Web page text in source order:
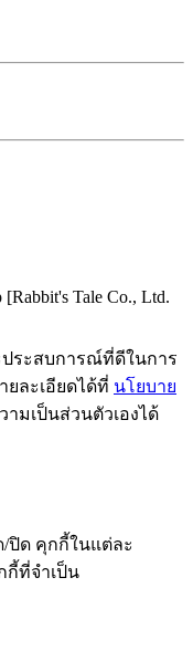
[Rabbit's Tale Co., Ltd.
ระสบการณ์ที่ดีในการ
ละเอียดได้ที่ นโยบาย
มเป็นส่วนตัวเองได้
ปิด คุกกี้ในแต่ละ
กี้ที่จำเป็น